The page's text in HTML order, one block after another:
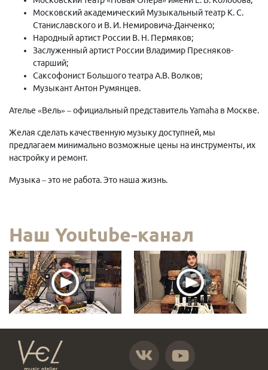
Московский академический Музыкальный театр К. С.
Станиславского и В. И. Немировича-Данченко;
Народный артист России В. Н. Пермяков;
Заслуженный артист России Владимир Пресняков-
старший;
Саксофонист Большого театра А.В. Волков;
Музыкант Антон Румянцев.
Ателье «Вель» – официальный представитель Yamaha в Москве.
Желая сделать качественную музыку доступней, мы
предлагаем минимально возможные цены на инструменты, их
настройку и ремонт.
Музыка – это не работа. Это наша жизнь.
Наш Youtube-канал